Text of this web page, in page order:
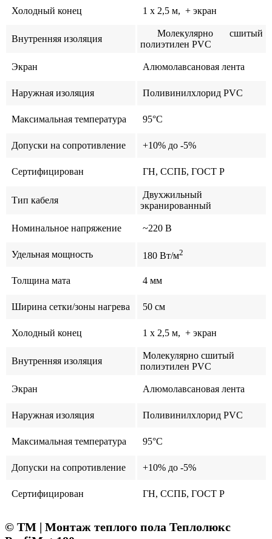
Холодный конец 1 x 2,5 м, + экран
Внутренняя изоляция
Молекулярно сшитый
полиэтилен PVC
Экран Алюмолавсановая лента
Наружная изоляция Поливинилхлорид PVС
Максимальная температура 95°C
Допуски на сопротивление +10% до -5%
Сертифицирован ГН, ССПБ, ГОСТ Р
Тип кабеля
Двухжильный
экранированный
Номинальное напряжение ~220 В
Удельная мощность 180 Вт/м2
Толщина мата 4 мм
Ширина сетки/зоны нагрева 50 см
Холодный конец 1 x 2,5 м, + экран
Внутренняя изоляция
Молекулярно сшитый
полиэтилен PVC
Экран Алюмолавсановая лента
Наружная изоляция Поливинилхлорид PVС
Максимальная температура 95°C
Допуски на сопротивление +10% до -5%
Сертифицирован ГН, ССПБ, ГОСТ Р
© ТМ | Монтаж теплого пола Теплолюкс